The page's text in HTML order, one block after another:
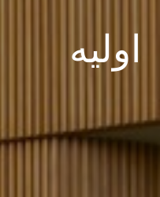
اوليه